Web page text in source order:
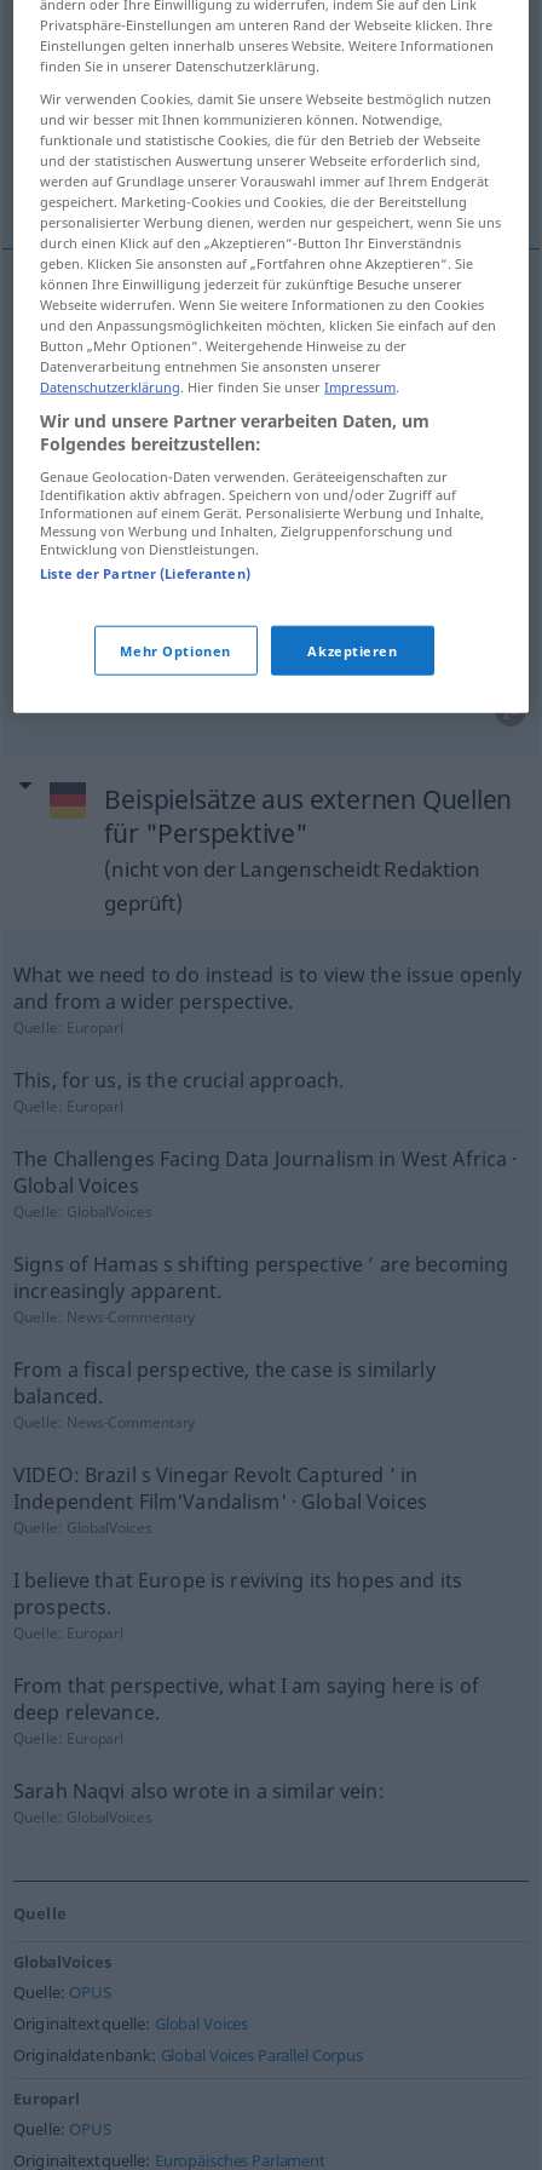
Übersicht aller Übersetzungen
(Für mehr Details die Übersetzung anklicken/antippen)
perspective prospect
perspective, point of view
perspective Perspektive KUNST OPT MATH
prospect PerspektiveAusblick, Zukunftsaussicht
view Perspektive Standpunkt FIG
Beispielsätze aus externen Quellen
für "Perspektive"
(nicht von der Langenscheidt Redaktion
geprüft)
What we need to do instead is to view the issue openly
and from a wider perspective.
Quelle: Europarl
This, for us, is the crucial approach.
Quelle: Europarl
The Challenges Facing Data Journalism in West Africa ·
Global Voices
Quelle: GlobalVoices
Signs of Hamas s shifting perspective ’ are becoming
increasingly apparent.
Quelle: News-Commentary
From a fiscal perspective, the case is similarly
balanced.
Quelle: News-Commentary
VIDEO: Brazil s Vinegar Revolt Captured ’ in
Independent Film'Vandalism' · Global Voices
Quelle: GlobalVoices
I believe that Europe is reviving its hopes and its
prospects.
Quelle: Europarl
From that perspective, what I am saying here is of
deep relevance.
Quelle: Europarl
Sarah Naqvi also wrote in a similar vein:
Quelle: GlobalVoices
Quelle
GlobalVoices
Quelle: OPUS
Originaltextquelle: Global Voices
Originaldatenbank: Global Voices Parallel Corpus
Europarl
Quelle: OPUS
Originaltextquelle: Europäisches Parlament
ändern oder Ihre Einwilligung zu widerrufen, indem Sie auf den Link
Privatsphäre-Einstellungen am unteren Rand der Webseite klicken. Ihre
Einstellungen gelten innerhalb unseres Website. Weitere Informationen
finden Sie in unserer Datenschutzerklärung.
Wir verwenden Cookies, damit Sie unsere Webseite bestmöglich nutzen
und wir besser mit Ihnen kommunizieren können. Notwendige,
funktionale und statistische Cookies, die für den Betrieb der Webseite
und der statistischen Auswertung unserer Webseite erforderlich sind,
werden auf Grundlage unserer Vorauswahl immer auf Ihrem Endgerät
gespeichert. Marketing-Cookies und Cookies, die der Bereitstellung
personalisierter Werbung dienen, werden nur gespeichert, wenn Sie uns
durch einen Klick auf den „Akzeptieren“-Button Ihr Einverständnis
geben. Klicken Sie ansonsten auf „Fortfahren ohne Akzeptieren“. Sie
können Ihre Einwilligung jederzeit für zukünftige Besuche unserer
Webseite widerrufen. Wenn Sie weitere Informationen zu den Cookies
und den Anpassungsmöglichkeiten möchten, klicken Sie einfach auf den
Button „Mehr Optionen“. Weitergehende Hinweise zu der
Datenverarbeitung entnehmen Sie ansonsten unserer
Datenschutzerklärung. Hier finden Sie unserImpressum.
Wir und unsere Partner verarbeiten Daten, um
Folgendes bereitzustellen:
Genaue Geolocation-Daten verwenden. Geräteeigenschaften zur
Identifikation aktiv abfragen. Speichern von und/oder Zugriff auf
Informationen auf einem Gerät. Personalisierte Werbung und Inhalte,
Messung von Werbung und Inhalten, Zielgruppenforschung und
Entwicklung von Dienstleistungen.
Liste der Partner (Lieferanten)
Mehr Optionen Akzeptieren